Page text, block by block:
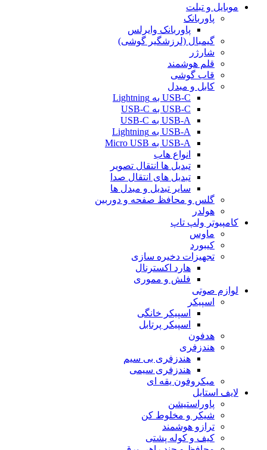
موبایل و تبلت
پاوربانک
پاوربانک وایرلس
گیمبال (لرزشگیر گوشی)
شارژر
قلم هوشمند
قاب گوشی
کابل و مبدل
USB-C به Lightning
USB-C به USB-C
USB-A به USB-C
USB-A به Lightning
USB-A به Micro USB
انواع هاب
تبدیل ها انتقال تصویر
تبدیل های انتقال صدا
سایر تبدیل و مبدل ها
گلس و محافظ صفحه و دوربین
هولدر
کامپیوتر ولپ تاپ
ماوس
کیبورد
تجهیزات دخیره سازی
هارد اکسترنال
فلش و مموری
لوازم صوتی
اسپیکر
اسپیکر خانگی
اسپیکر پرتابل
هدفون
هندزفری
هندزفری بی سیم
هندزفری سیمی
میکروفون یقه ای
لایف استایل
پاوراستیشن
شیکر و مخلوط کن
ترازو هوشمند
کیف و کوله پشتی